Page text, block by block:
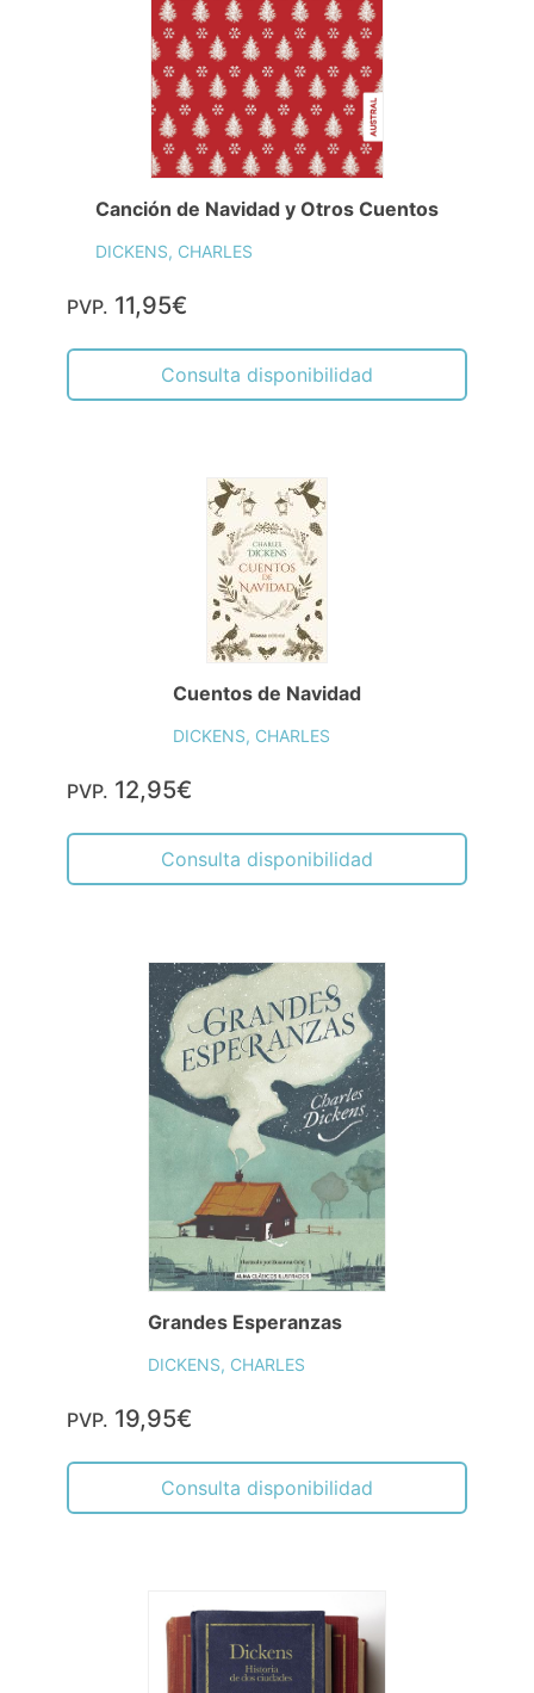
Canción de Navidad y Otros Cuentos
DICKENS, CHARLES
PVP. 11,95€
Consulta disponibilidad
Cuentos de Navidad
DICKENS, CHARLES
PVP. 12,95€
Consulta disponibilidad
Grandes Esperanzas
DICKENS, CHARLES
PVP. 19,95€
Consulta disponibilidad